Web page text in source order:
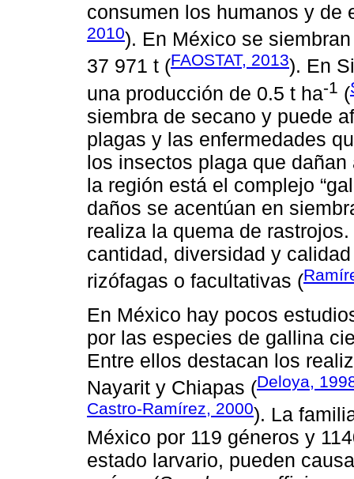
consumen los humanos y de
2010). En México se
37 971 t (FAOSTAT, 2013). En
una producción de 0.5 t ha-1 (
siembra de secano y puede
plagas y las enfermedades
los insectos plaga que
la región está el complejo
daños se acentúan en
realiza la quema de
cantidad, diversidad y
rizófagas o facultativas (
En México hay pocos
por las especies de gallina
Entre ellos destacan los
Nayarit y Chiapas (Deloya,
Castro-Ramírez, 2000). La
México por 119 géneros y
estado larvario, pueden